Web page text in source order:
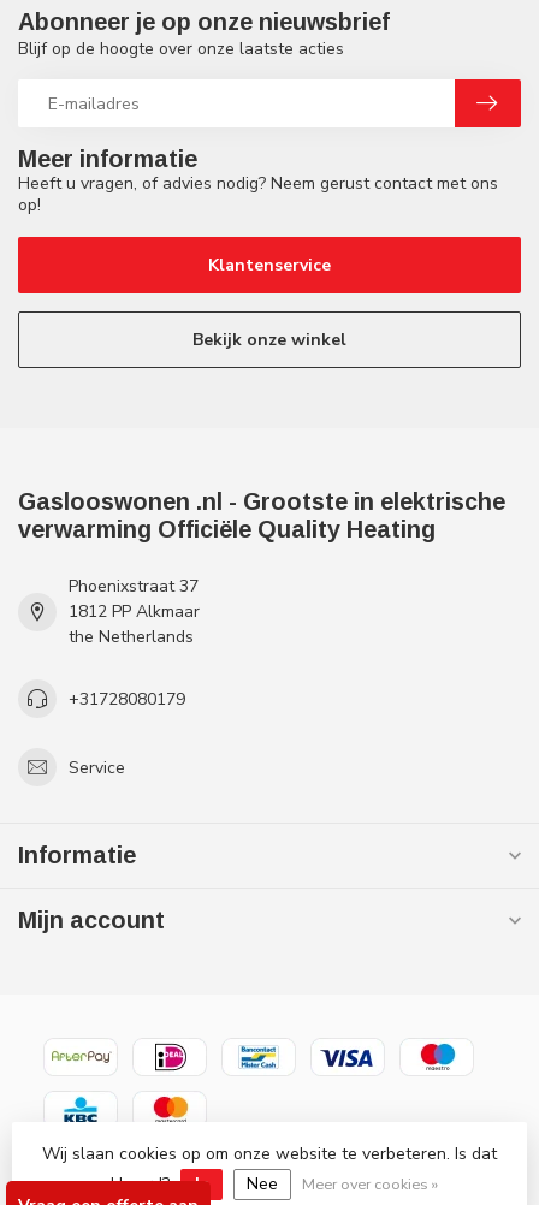
Meer informatie
Heeft u vragen, of advies nodig? Neem gerust contact met ons
op!
Klantenservice
Bekijk onze winkel
Abonneer je op onze nieuwsbrief
Blijf op de hoogte over onze laatste acties
Gaslooswonen .nl - Grootste in elektrische
verwarming Officiële Quality Heating
Phoenixstraat 37
1812 PP Alkmaar
the Netherlands
+31728080179
Service
Informatie
Mijn account
© Copyright 2026 Gaslooswonen .nl - Grootste in elektrische
verwarming Officiële Quality Heating
Wij slaan cookies op om onze website te verbeteren. Is dat
akkoord?
Ja Nee Meer over cookies »